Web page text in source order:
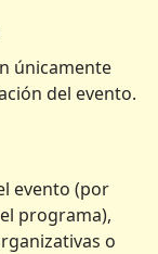
únicamente
del evento.
evento (por
programa),
o